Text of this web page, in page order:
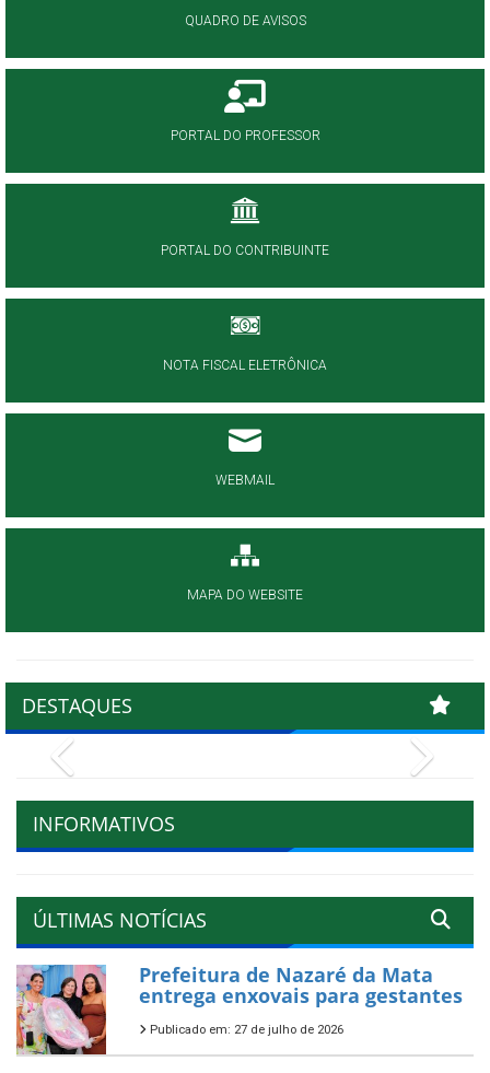
QUADRO DE AVISOS
PORTAL DO PROFESSOR
PORTAL DO CONTRIBUINTE
NOTA FISCAL ELETRÔNICA
WEBMAIL
MAPA DO WEBSITE
DESTAQUES
INFORMATIVOS
ÚLTIMAS NOTÍCIAS
Prefeitura de Nazaré da Mata
entrega enxovais para gestantes
Publicado em: 27 de julho de 2026